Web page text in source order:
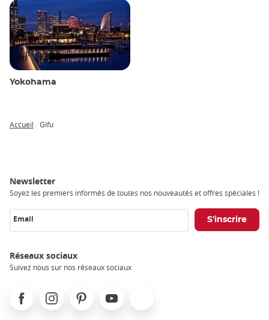
Yokohama
Accueil Gifu
Newsletter
Soyez les premiers informés de toutes nos nouveautés et offres spéciales !
Email
Réseaux sociaux
Suivez nous sur nos réseaux sociaux
FacebookInstagramPinterest Youtube